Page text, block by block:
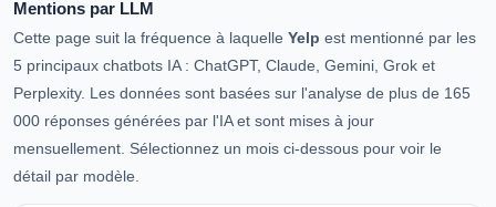
Mentions par LLM
Cette page suit la fréquence à laquelle Yelp est mentionné par les
5 principaux chatbots IA : ChatGPT, Claude, Gemini, Grok et
Perplexity. Les données sont basées sur l'analyse de plus de 165
000 réponses générées par l'IA et sont mises à jour
mensuellement. Sélectionnez un mois ci-dessous pour voir le
détail par modèle.